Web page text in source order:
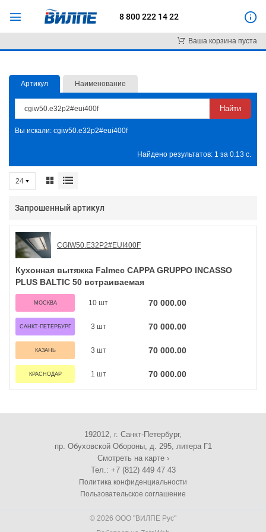
8 800 222 14 22
Ваша корзина пуста
Артикул Наименование
Вы искали: cgiw50.e32p2#eui400f
Найдено результатов: 1 за 0.13 с.
24
Запрошенный артикул
CGIW50.E32P2#EUI400F
Кухонная вытяжка Falmec CAPPA GRUPPO INCASSO
PLUS BALTIC 50 встраиваемая
МОСКВА 10 шт 70 000.00
САНКТ-ПЕТЕРБУРГ 3 шт 70 000.00
КАЗАНЬ 3 шт 70 000.00
КРАСНОДАР 1 шт 70 000.00
192012, г. Санкт-Петербург,
пр. Обуховской Обороны, д. 295, литера Г1
Смотреть на карте ›
Тел.: +7 (812) 449 47 43
Политика конфиденциальности
Пользовательское соглашение
© 2026 ООО "ВИЛПЕ Рус"